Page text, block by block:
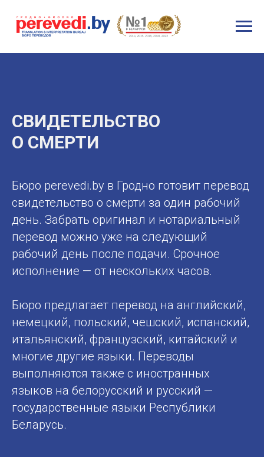
СВИДЕТЕЛЬСТВО
О СМЕРТИ
Бюро perevedi.by в Гродно готовит перевод
свидетельство о смерти за один рабочий
день. Забрать оригинал и нотариальный
перевод можно уже на следующий
рабочий день после подачи. Срочное
исполнение — от нескольких часов.
Бюро предлагает перевод на английский,
немецкий, польский, чешский, испанский,
итальянский, французский, китайский и
многие другие языки. Переводы
выполняются также с иностранных
языков на белорусский и русский —
государственные языки Республики
Беларусь.